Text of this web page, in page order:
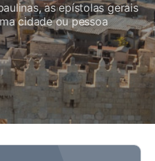
as epístolas gerais
cidade ou pessoa